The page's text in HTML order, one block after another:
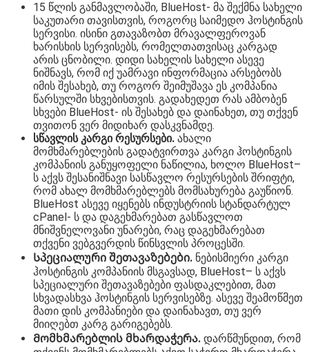
15 წლის განმავლობაში, BlueHost- მა შექმნა სახელი
საკუთარი თავისთვის, როგორც საიმედო ჰოსტინგის
სერვისი. ისინი გთავაზობთ მრავალფეროვან
ხარისხის სერვისებს, რომელთათვისაც კარგად
არის ცნობილი. დიდი სახელის სახელი ასევე
ნიშნავს, რომ იქ უამრავი ინფორმაცია არსებობს
იმის შესახებ, თუ როგორ შეიმუშავა ეს კომპანია
წარსულში სხვებისთვის. გადახედეთ რას ამბობენ
სხვები BlueHost- ის შესახებ და დაინახეთ, თუ თქვენ
თვითონ ვერ მიდიხარ დასკვნამდე.
სწავლის კარგი რესურსები. ახალი
მომხმარებლების გადატვირთვა კარგი ჰოსტინგის
კომპანიის განუყოფელი ნაწილია, ხოლო BlueHost–
ს აქვს შესანიშნავი სასწავლო რესურსების შრიფტი,
რომ ახალ მომხმარებლებს მომსახურება გაუწიონ.
BlueHost ასევე იყენებს ინდუსტრიის სტანდარტულ
cPanel- ს და დაგეხმარებათ გასწავლოთ
მნიშვნელოვანი უნარები, რაც დაგეხმარებათ
თქვენი ვებგვერდის წინსვლის პროცესში.
Სპეციალური შეთავაზებები. ნებისმიერი კარგი
ჰოსტინგის კომპანიის მსგავსად, BlueHost– ს აქვს
სპეციალური შეთავაზებები ფასდაკლებით, მათ
სხვადასხვა ჰოსტინგის სერვისებზე. ასევე შეამოწმეთ
მათი დის კომპანიები და დაინახავთ, თუ ვერ
მიიღებთ კარგ გარიგებებს.
Მომხმარებლის მხარდაჭერა. დარწმუნდით, რომ